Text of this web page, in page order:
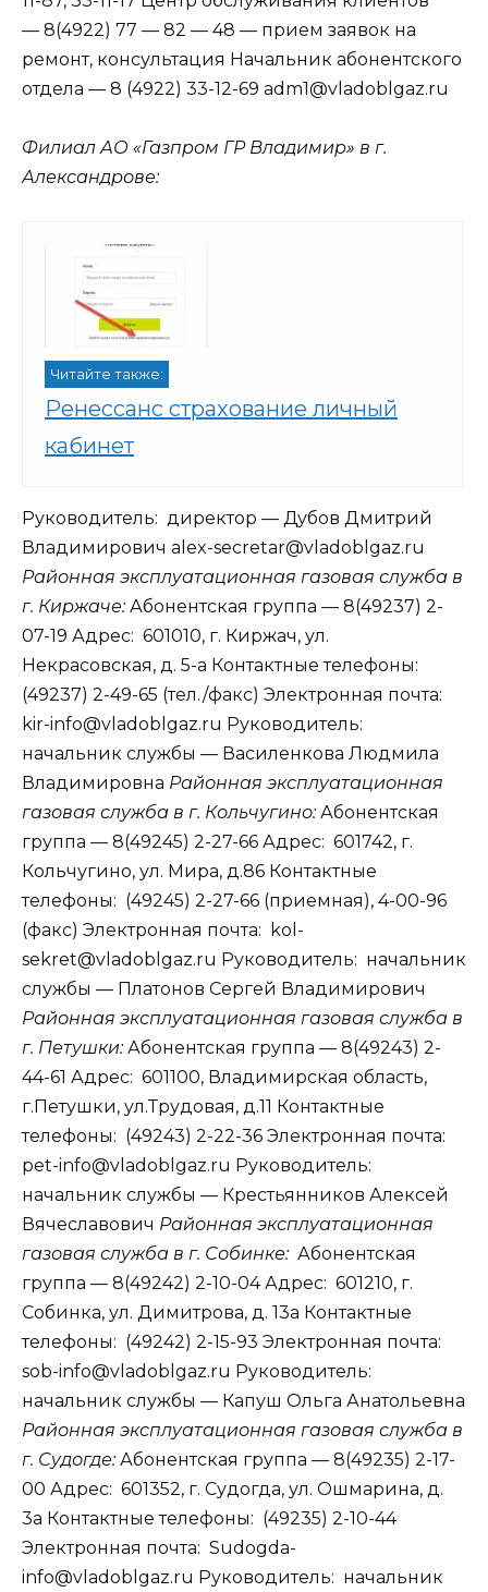
— 8(4922) 77 — 82 — 48 — прием заявок на
ремонт, консультация Начальник абонентского
отдела — 8 (4922) 33-12-69 adm1@vladoblgaz.ru
Филиал АО «Газпром ГР Владимир» в г.
Александрове:
Читайте также:
Ренессанс страхование личный
кабинет
Руководитель: директор — Дубов Дмитрий
Владимирович alex-secretar@vladoblgaz.ru
Районная эксплуатационная газовая служба в
г. Киржаче:Абонентская группа — 8(49237) 2-
07-19 Адрес: 601010, г. Киржач, ул.
Некрасовская, д. 5-а Контактные телефоны:
(49237) 2-49-65 (тел./факс) Электронная почта:
kir-info@vladoblgaz.ru Руководитель:
начальник службы — Василенкова Людмила
Владимировна Районная эксплуатационная
газовая служба в г. Кольчугино:Абонентская
группа — 8(49245) 2-27-66 Адрес: 601742, г.
Кольчугино, ул. Мира, д.86 Контактные
телефоны: (49245) 2-27-66 (приемная), 4-00-96
(факс) Электронная почта: kol-
sekret@vladoblgaz.ru Руководитель: начальник
службы — Платонов Сергей Владимирович
Районная эксплуатационная газовая служба в
г. Петушки:Абонентская группа — 8(49243) 2-
44-61 Адрес: 601100, Владимирская область,
г.Петушки, ул.Трудовая, д.11 Контактные
телефоны: (49243) 2-22-36 Электронная почта:
pet-info@vladoblgaz.ru Руководитель:
начальник службы — Крестьянников Алексей
Вячеславович Районная эксплуатационная
газовая служба в г. Собинке:Абонентская
группа — 8(49242) 2-10-04 Адрес: 601210, г.
Собинка, ул. Димитрова, д. 13а Контактные
телефоны: (49242) 2-15-93 Электронная почта:
sob-info@vladoblgaz.ru Руководитель:
начальник службы — Капуш Ольга Анатольевна
Районная эксплуатационная газовая служба в
г. Судогде:Абонентская группа — 8(49235) 2-17-
00 Адрес: 601352, г. Судогда, ул. Ошмарина, д.
3а Контактные телефоны: (49235) 2-10-44
Электронная почта: Sudogda-
info@vladoblgaz.ru Руководитель: начальник